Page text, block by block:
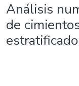
Análisis
de